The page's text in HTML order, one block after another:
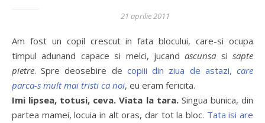
21 aprilie 2011
Am fost un copil crescut in fata blocului, care-si ocupa
timpul adunand capace si melci, jucandascunsa si sapte
pietre. Spre deosebire de copiii din ziua de astazi,care
parca-s mult mai tristi ca noi, eu eram fericita.
Imi lipsea, totusi, ceva. Viata la tara.Singua bunica, din
partea mamei, locuia in alt oras, dar tot la bloc. Tata isi are